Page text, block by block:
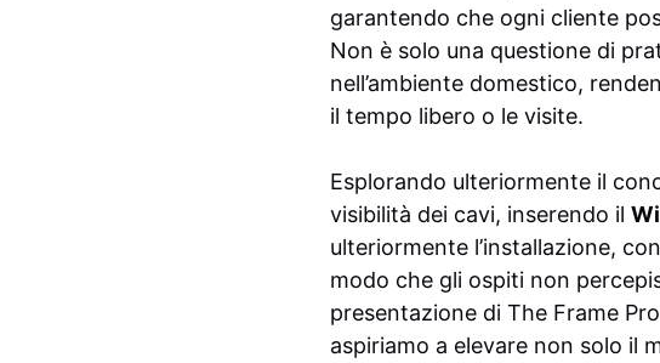
garantendo che ogni cliente
Non è solo una questione di
nell’ambiente domestico,
il tempo libero o le visite.
Esplorando ulteriormente il
visibilità dei cavi, inserendo il
ulteriormente l’installazione,
modo che gli ospiti non
presentazione di The Frame
aspiriamo a elevare non solo il